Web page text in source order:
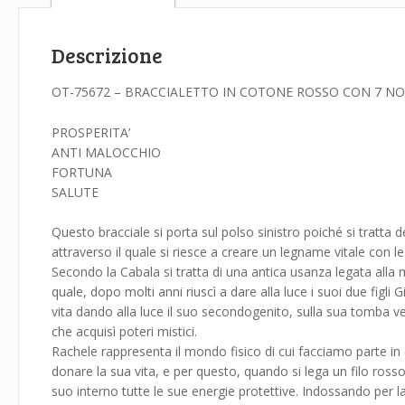
Descrizione
OT-75672 – BRACCIALETTO IN COTONE ROSSO CON 7
PROSPERITA’
ANTI MALOCCHIO
FORTUNA
SALUTE
Questo bracciale si porta sul polso sinistro poiché si tratta
attraverso il quale si riesce a creare un legname vitale con
Secondo la Cabala si tratta di una antica usanza legata
quale, dopo molti anni riuscì a dare alla luce i suoi due figli
vita dando alla luce il suo secondogenito, sulla sua tomba
che acquisì poteri mistici.
Rachele rappresenta il mondo fisico di cui facciamo parte
donare la sua vita, e per questo, quando si lega un filo
suo interno tutte le sue energie protettive. Indossando per